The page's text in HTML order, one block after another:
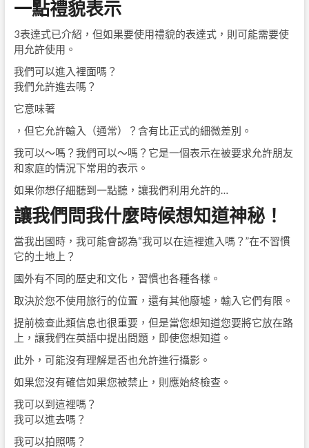
一點禮貌表示
3表達式已介紹，但如果要使用禮貌的表達式，則可能需要使
用允許使用。
我們可以進入裡面嗎？
我們允許進去嗎？
它意味著
，但它允許輸入（通常）？含有比正式的細微差別。
我可以〜嗎？我們可以〜嗎？它是一個表示在被要求允許朋友
和家庭的情況下常用的表示。
如果你想仔細聽到一點聽，讓我們利用允許的…
讓我們問我什麼時候想知道神秘！
當我出國時，我可能會認為“我可以在這裡進入嗎？”在不習慣
它的土地上？
國外有不同的歷史和文化，習慣也各種各樣。
取決於您不使用旅行的位置，還有其他廢墟，輸入它們有限。
提前檢查此類信息也很重要，但是當您想知道您要將它放在路
上，讓我們在英語中提出問題，即使您想知道。
此外，可能沒有理解是否也允許進行攝影。
如果您沒有確信如果您被禁止，則應始終檢查。
我可以到這裡嗎？
我可以進去嗎？
我可以拍照嗎？